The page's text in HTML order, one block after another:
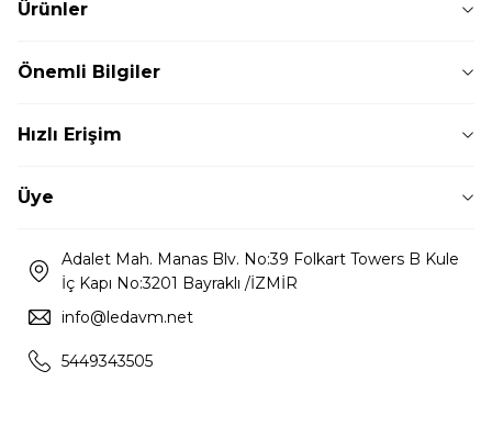
Ürünler
Önemli Bilgiler
Hızlı Erişim
Üye
Adalet Mah. Manas Blv. No:39 Folkart Towers B Kule
İç Kapı No:3201 Bayraklı /İZMİR
info@ledavm.net
5449343505